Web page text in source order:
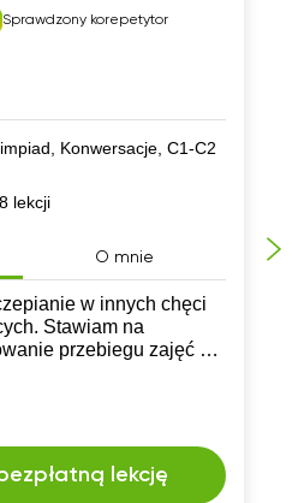
Sprawdzony korepetytor
Konwersacje, C1-C2
lekcji
O mnie
w innych chęci
Stawiam na
przebiegu zajęć do
Pokazuję uczniom, że
lekcję